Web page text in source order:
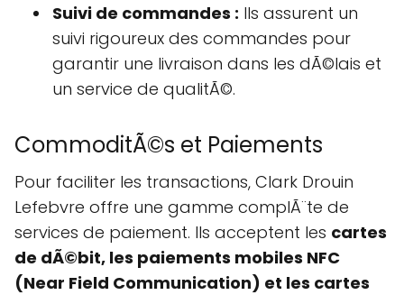
Suivi de commandes : Ils assurent un
suivi rigoureux des commandes pour
garantir une livraison dans les dÃ©lais et
un service de qualitÃ©.
CommoditÃ©s et Paiements
Pour faciliter les transactions, Clark Drouin
Lefebvre offre une gamme complÃ¨te de
services de paiement. Ils acceptent les cartes
de dÃ©bit, les paiements mobiles NFC
(Near Field Communication) et les cartes